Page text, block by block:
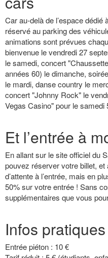
Car au-delà de l’espace
réservé au parking des
animations sont prévues
bienvenue le vendredi 27
le samedi, concert
années 60) le dimanche,
le mardi, danse country le
concert "Johnny Rock" le
Vegas Casino" pour le samedi
Et l’entrée à
En allant sur le site officiel du
pouvez réserver votre billet,
d’attente à l’entrée, mais en
50% sur votre entrée ! Sans
supplémentaires que vous
Infos
Entrée piéton : 10 €